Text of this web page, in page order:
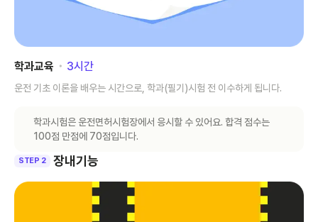
학과교육 ･ 3시간
운전 기초 이론을 배우는 시간으로, 학과(필기)시험 전 이수하게 됩니다.
학과시험은 운전면허시험장에서 응시할 수 있어요. 합격 점수는
100점 만점에 70점입니다.
STEP 2 장내기능